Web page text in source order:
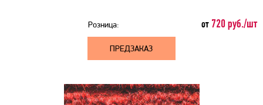
Розница: от 720 руб./шт
ПРЕДЗАКАЗ